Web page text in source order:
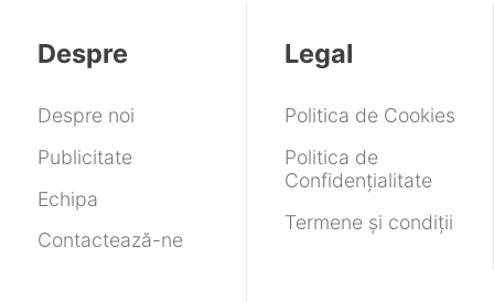
Despre
Despre noi
Publicitate
Echipa
Contactează-ne
Legal
Politica de Cookies
Politica de
Confidențialitate
Termene și condiții